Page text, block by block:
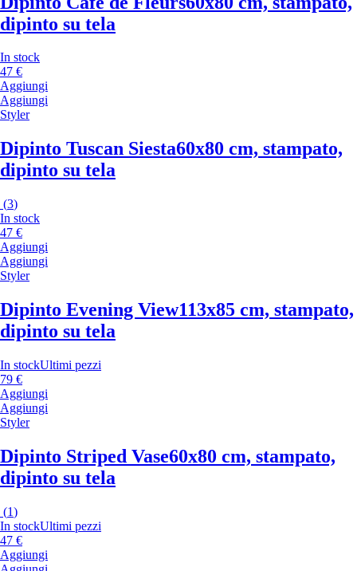
dipinto su tela
In stock
47 €
Aggiungi
Aggiungi
Styler
Dipinto Tuscan Siesta60x80 cm, stampato,
dipinto su tela
(3)
In stock
47 €
Aggiungi
Aggiungi
Styler
Dipinto Evening View113x85 cm, stampato,
dipinto su tela
In stockUltimi pezzi
79 €
Aggiungi
Aggiungi
Styler
Dipinto Striped Vase60x80 cm, stampato,
dipinto su tela
(1)
In stockUltimi pezzi
47 €
Aggiungi